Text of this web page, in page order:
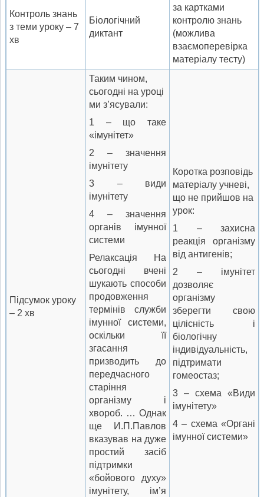
Контроль знань
з теми уроку – 7
хв
Біологічний
диктант
за картками
контролю знань
(можлива
взаємоперевірка
матеріалу тесту)
Підсумок уроку
– 2 хв
Таким чином,
сьогодні на уроці
ми з’ясували:
1 – що таке
«імунітет»
2 – значення
імунітету
3 – види
імунітету
4 – значення
органів імунної
системи
Релаксація На
сьогодні вчені
шукають способи
продовження
термінів служби
імунної системи,
оскільки її
згасання
призводить до
передчасного
старіння
організму і
хвороб. … Однак
ще И.П.Павлов
вказував на дуже
простий засіб
підтримки
«бойового духу»
імунітету, ім’я
Коротка розповідь
матеріалу учневі,
що не прийшов на
урок:
1 – захисна
реакція організму
від антигенів;
2 – імунітет
дозволяє
організму
зберегти свою
цілісність і
біологічну
індивідуальність,
підтримати
гомеостаз;
3 – схема «Види
імунітету»
4 – схема «Органі
імунної системи»